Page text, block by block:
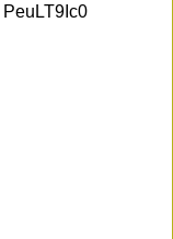
PeuLT9Ic0